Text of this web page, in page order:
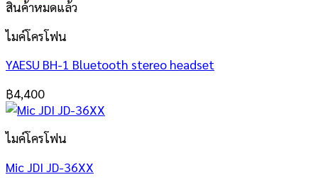
สินค้าหมดแล้ว
ไมค์โครโฟน
YAESU BH-1 Bluetooth stereo headset
฿4,400
ไมค์โครโฟน
Mic JDI JD-36XX